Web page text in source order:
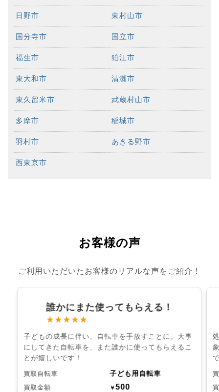
日野市 東村山市
国分寺市 国立市
福生市 狛江市
東大和市 清瀬市
東久留米市 武蔵村山市
多摩市 稲城市
羽村市 あきる野市
西東京市
お客様の声
ご利用いただいたお客様のリアルな声をご紹介！
誰かにまた使ってもらえる！
★★★★★
子どもの成長に伴い、自転車を手放すことに。大事
にしてきた自転車を、また誰かに使ってもらえるこ
とが嬉しいです！
買取自転車 子ども用自転車
買取金額 ￥500